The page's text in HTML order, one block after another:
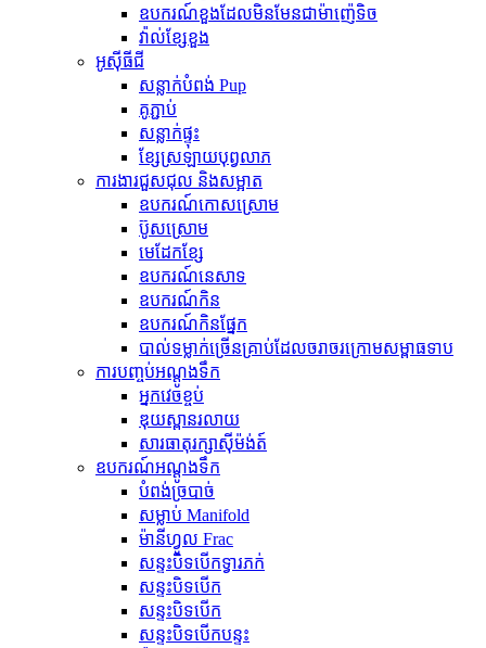
ឧបករណ៍ខួងដែលមិនមែនជាម៉ាញ៉េទិច
វ៉ាល់ខ្សែខួង
អូស៊ីធីជី
សន្លាក់បំពង់ Pup
គូ​ភ្ជាប់
សន្លាក់ផ្ទុះ
ខ្សែស្រឡាយបុព្វលាភ
ការងារជួសជុល និងសម្អាត
ឧបករណ៍​កោស​ស្រោម
ប៊ូសស្រោម
មេដែកខ្សែ
ឧបករណ៍នេសាទ
ឧបករណ៍កិន
ឧបករណ៍កិនផ្នែក
បាល់ទម្លាក់ច្រើនគ្រាប់ដែលចរាចរក្រោមសម្ពាធទាប
ការបញ្ចប់អណ្តូងទឹក
អ្នកវេចខ្ចប់
ឌុយស្ពានរលាយ
សារធាតុ​រក្សា​ស៊ីម៉ង់ត៍
ឧបករណ៍​អណ្តូង​ទឹក
បំពង់​ច្របាច់​
សម្លាប់ Manifold
ម៉ានីហ្វូល Frac
សន្ទះបិទបើកទ្វារភក់
សន្ទះបិទបើក
សន្ទះបិទបើក
សន្ទះបិទបើកបន្ទះ